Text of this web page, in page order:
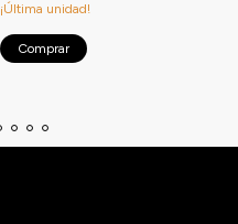
¡Última unidad!
Comprar